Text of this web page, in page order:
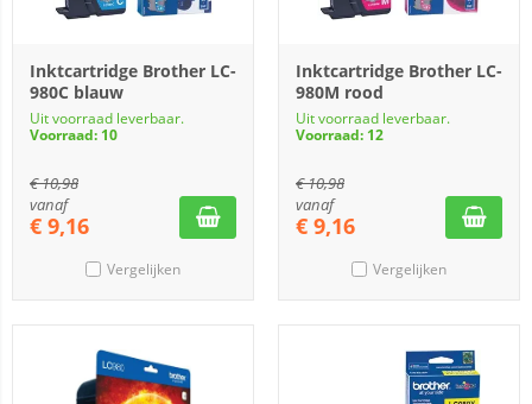
Inktcartridge Brother LC-
980C blauw
Uit voorraad leverbaar.
Voorraad: 10
€10,98
vanaf
€ 9,16
Vergelijken
Inktcartridge Brother LC-
980M rood
Uit voorraad leverbaar.
Voorraad: 12
€10,98
vanaf
€ 9,16
Vergelijken